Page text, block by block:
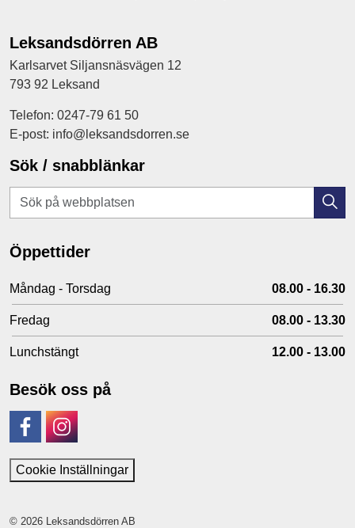
Leksandsdörren AB
Karlsarvet Siljansnäsvägen 12
793 92 Leksand
Telefon: 0247-79 61 50
E-post: info@leksandsdorren.se
Sök / snabblänkar
Öppettider
Måndag - Torsdag 08.00 - 16.30
Fredag 08.00 - 13.30
Lunchstängt 12.00 - 13.00
Besök oss på
FacebookInstagram
Cookie Inställningar
© 2026 Leksandsdörren AB